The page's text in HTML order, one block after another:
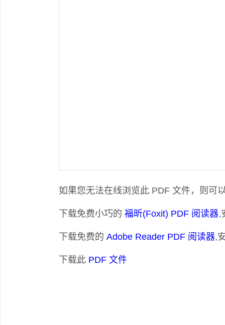
如果您无法在线浏览此 PDF 文件，则可
下载免费小巧的 福昕(Foxit) PDF 阅读器,
下载免费的 Adobe Reader PDF 阅读器,
下载此 PDF 文件